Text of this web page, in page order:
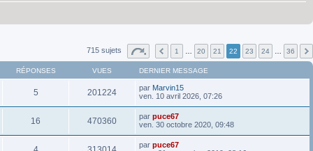
715 sujets 1 20 21 22 23 24 36
RÉPONSES VUES DERNIER MESSAGE
5 201224 par Marvin15
ven. 10 avril 2026, 07:26
16 470360 par puce67
ven. 30 octobre 2020, 09:48
par puce67